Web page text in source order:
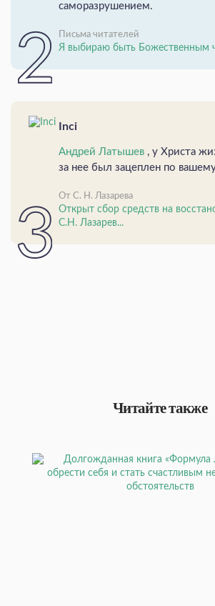
саморазрушением.
Письма читателей
Я выбираю быть Божественным
Inci
Андрей Латышев , у Христа
за нее был зацеплен по
От С. Н. Лазарева
Открыт сбор средств на
С.Н. Лазарев...
Читайте также